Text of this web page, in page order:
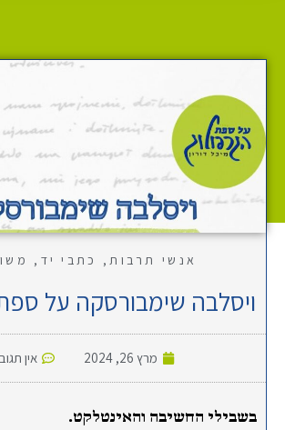
אנשי תרבות, כתבי יד ,
ויסלבה שימבורסקה על
מרץ 26, 2024 אין
בשבילי החשיבה והאינטלקט.